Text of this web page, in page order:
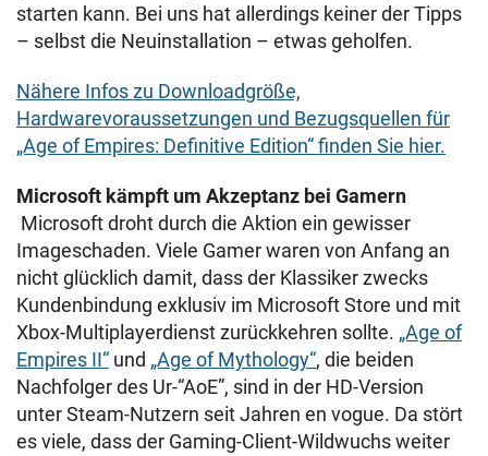
starten kann. Bei uns hat allerdings keiner der Tipps
– selbst die Neuinstallation – etwas geholfen.
Nähere Infos zu Downloadgröße,
Hardwarevoraussetzungen und Bezugsquellen für
„Age of Empires: Definitive Edition“ finden Sie hier.
Microsoft kämpft um Akzeptanz bei Gamern
Microsoft droht durch die Aktion ein gewisser
Imageschaden. Viele Gamer waren von Anfang an
nicht glücklich damit, dass der Klassiker zwecks
Kundenbindung exklusiv im Microsoft Store und mit
Xbox-Multiplayerdienst zurückkehren sollte. „Age of
Empires II“ und „Age of Mythology“, die beiden
Nachfolger des Ur-“AoE”, sind in der HD-Version
unter Steam-Nutzern seit Jahren en vogue. Da stört
es viele, dass der Gaming-Client-Wildwuchs weiter